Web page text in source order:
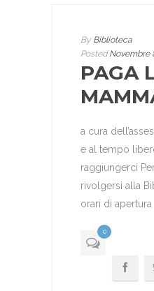
ByBiblioteca
PostedNovembre
PAGA
a cura
e al tempo
raggiungerci
rivolgersi alla
orari di apertura
0